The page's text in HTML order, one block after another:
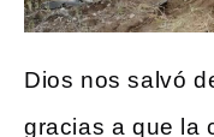
Dios nos salvó
gracias a que la